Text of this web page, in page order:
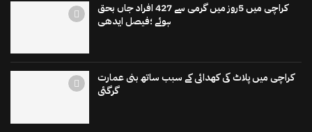
کراچی میں 5روز میں گرمی سے 427 افراد جاں بحق
ہوئے ؛فیصل ایدھی
کراچی میں پلاٹ کی کھدائی کے سبب ساتھ بنی عمارت
گرگئی